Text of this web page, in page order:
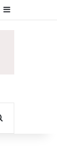
Random Article
Search for